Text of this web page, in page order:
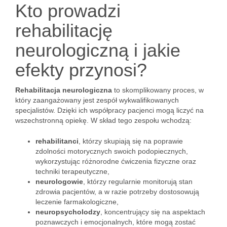
Kto prowadzi
rehabilitację
neurologiczną i jakie
efekty przynosi?
Rehabilitacja neurologiczna to skomplikowany proces, w
który zaangażowany jest zespół wykwalifikowanych
specjalistów. Dzięki ich współpracy pacjenci mogą liczyć na
wszechstronną opiekę. W skład tego zespołu wchodzą:
rehabilitanci , którzy skupiają się na poprawie
zdolności motorycznych swoich podopiecznych,
wykorzystując różnorodne ćwiczenia fizyczne oraz
techniki terapeutyczne,
neurologowie , którzy regularnie monitorują stan
zdrowia pacjentów, a w razie potrzeby dostosowują
leczenie farmakologiczne,
neuropsycholodzy , koncentrujący się na aspektach
poznawczych i emocjonalnych, które mogą zostać